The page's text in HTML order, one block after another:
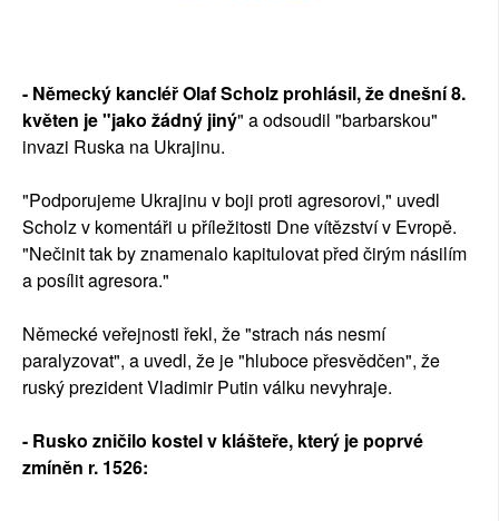
- Německý kancléř Olaf Scholz prohlásil, že dnešní 8.
květen je "jako žádný jiný" a odsoudil "barbarskou"
invazi Ruska na Ukrajinu.
"Podporujeme Ukrajinu v boji proti agresorovi," uvedl
Scholz v komentáři u příležitosti Dne vítězství v Evropě.
"Nečinit tak by znamenalo kapitulovat před čirým násilím
a posílit agresora."
Německé veřejnosti řekl, že "strach nás nesmí
paralyzovat", a uvedl, že je "hluboce přesvědčen", že
ruský prezident Vladimir Putin válku nevyhraje.
- Rusko zničilo kostel v klášteře, který je poprvé
zmíněn r. 1526: